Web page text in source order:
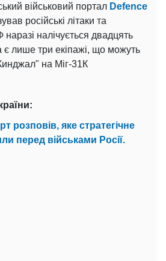
військовий портал Defence
російські літаки та
налічується двадцять
є лише три екіпажі, що можуть
на Міг-31К
розповів, яке стратегічне
перед військами Росії.